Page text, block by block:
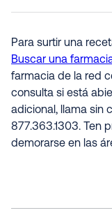
Para surtir una
Buscar una
farmacia de la red
consulta si está
adicional, llama sin
877.363.1303. Ten
demorarse en las